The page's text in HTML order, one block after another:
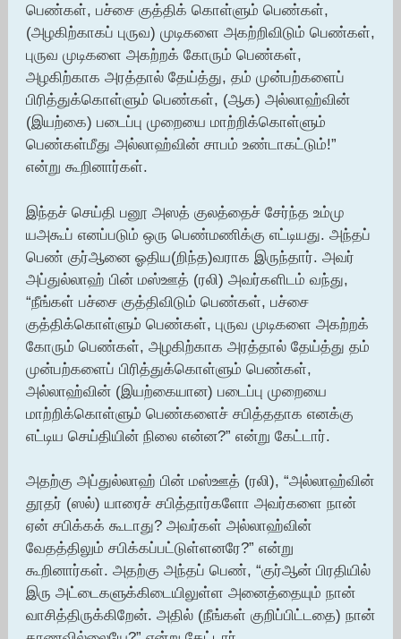
பெண்கள், பச்சை குத்திக் கொள்ளும் பெண்கள்,
(அழகிற்காகப் புருவ) முடிகளை அகற்றிவிடும் பெண்கள்,
புருவ முடிகளை அகற்றக் கோரும் பெண்கள்,
அழகிற்காக அரத்தால் தேய்த்து, தம் முன்பற்களைப்
பிரித்துக்கொள்ளும் பெண்கள், (ஆக) அல்லாஹ்வின்
(இயற்கை) படைப்பு முறையை மாற்றிக்கொள்ளும்
பெண்கள்மீது அல்லாஹ்வின் சாபம் உண்டாகட்டும்!”
என்று கூறினார்கள்.
இந்தச் செய்தி பனூ அஸத் குலத்தைச் சேர்ந்த உம்மு
யஅகூப் எனப்படும் ஒரு பெண்மணிக்கு எட்டியது. அந்தப்
பெண் குர்ஆனை ஓதிய(றிந்த)வராக இருந்தார். அவர்
அப்துல்லாஹ் பின் மஸ்ஊத் (ரலி) அவர்களிடம் வந்து,
“நீங்கள் பச்சை குத்திவிடும் பெண்கள், பச்சை
குத்திக்கொள்ளும் பெண்கள், புருவ முடிகளை அகற்றக்
கோரும் பெண்கள், அழகிற்காக அரத்தால் தேய்த்து தம்
முன்பற்களைப் பிரித்துக்கொள்ளும் பெண்கள்,
அல்லாஹ்வின் (இயற்கையான) படைப்பு முறையை
மாற்றிக்கொள்ளும் பெண்களைச் சபித்ததாக எனக்கு
எட்டிய செய்தியின் நிலை என்ன?” என்று கேட்டார்.
அதற்கு அப்துல்லாஹ் பின் மஸ்ஊத் (ரலி), “அல்லாஹ்வின்
தூதர் (ஸல்) யாரைச் சபித்தார்களோ அவர்களை நான்
ஏன் சபிக்கக் கூடாது? அவர்கள் அல்லாஹ்வின்
வேதத்திலும் சபிக்கப்பட்டுள்ளனரே?” என்று
கூறினார்கள். அதற்கு அந்தப் பெண், “குர்ஆன் பிரதியில்
இரு அட்டைகளுக்கிடையிலுள்ள அனைத்தையும் நான்
வாசித்திருக்கிறேன். அதில் (நீங்கள் குறிப்பிட்டதை) நான்